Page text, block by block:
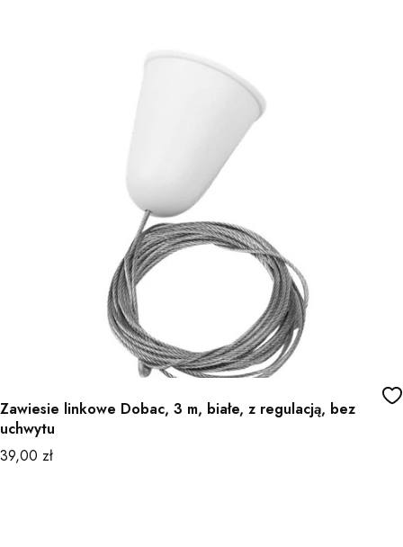
Zawiesie linkowe Dobac, 3 m, białe, z regulacją, bez
uchwytu
Cena
39,00 zł